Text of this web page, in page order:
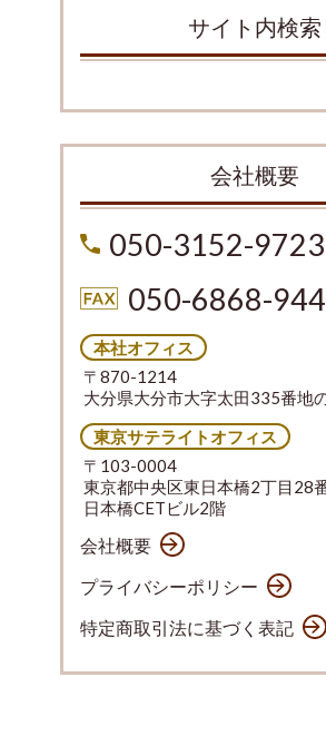
サイト内検索
会社概要
050-3152-9723
050-6868-
本社オフィス
〒870-1214
大分県大分市大字太田335番地
東京サテライトオフィス
〒103-0004
東京都中央区東日本橋2丁目28
日本橋CETビル2階
会社概要
プライバシーポリシー
特定商取引法に基づく表記